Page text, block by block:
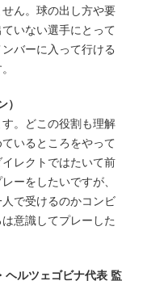
ん。球の出し方や要
いない選手にとって
バーに入って行ける
。どこの役割も理解
いるところをやって
レクトではたいて前
ーをしたいですが、
で受けるのかコンビ
意識してプレーした
ヘルツェゴビナ代表 監